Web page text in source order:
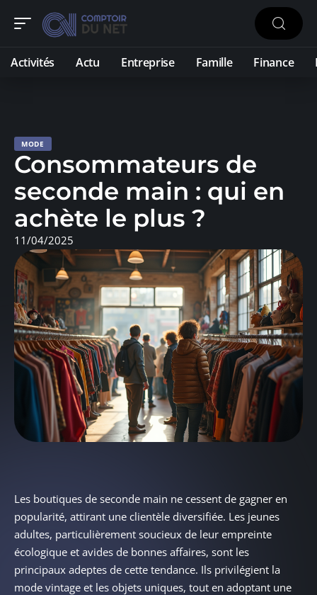
Activités Actu Entreprise Famille Finance
MODE
Consommateurs de
seconde main : qui en
achète le plus ?
11/04/2025
Les boutiques de seconde main ne cessent de gagner en
popularité, attirant une clientèle diversifiée. Les jeunes
adultes, particulièrement soucieux de leur empreinte
écologique et avides de bonnes affaires, sont les
principaux adeptes de cette tendance. Ils privilégient la
mode vintage et les objets uniques, tout en adoptant une